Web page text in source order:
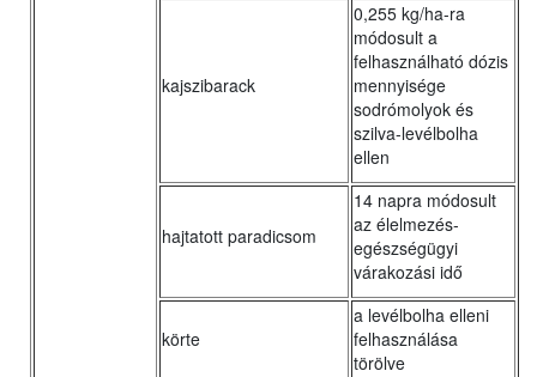
kajszibarack
0,255 kg/ha-ra
módosult a
felhasználható dózis
mennyisége
sodrómolyok és
szilva-levélbolha
ellen
hajtatott paradicsom
14 napra módosult
az élelmezés-
egészségügyi
várakozási idő
körte
a levélbolha elleni
felhasználása
törölve